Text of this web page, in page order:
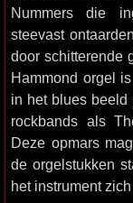
Nummers die
steevast
door schitterende
Hammond orgel
in het blues beeld
rockbands als
Deze opmars
de orgelstukken
het instrument